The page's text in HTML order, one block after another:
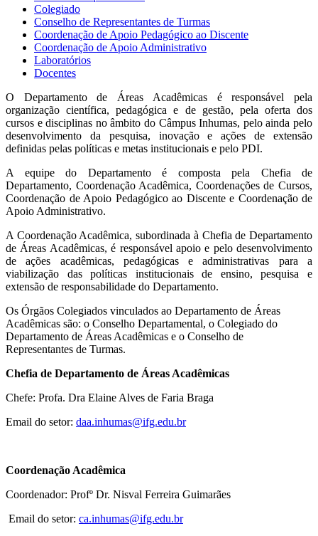
Colegiado
Conselho de Representantes de Turmas
Coordenação de Apoio Pedagógico ao Discente
Coordenação de Apoio Administrativo
Laboratórios
Docentes
O Departamento de Áreas Acadêmicas é responsável pela
organização científica, pedagógica e de gestão, pela oferta dos
cursos e disciplinas no âmbito do Câmpus Inhumas, pelo ainda pelo
desenvolvimento da pesquisa, inovação e ações de extensão
definidas pelas políticas e metas institucionais e pelo PDI.
A equipe do Departamento é composta pela Chefia de
Departamento, Coordenação Acadêmica, Coordenações de Cursos,
Coordenação de Apoio Pedagógico ao Discente e Coordenação de
Apoio Administrativo.
A Coordenação Acadêmica, subordinada à Chefia de Departamento
de Áreas Acadêmicas, é responsável apoio e pelo desenvolvimento
de ações acadêmicas, pedagógicas e administrativas para a
viabilização das políticas institucionais de ensino, pesquisa e
extensão de responsabilidade do Departamento.
Os Órgãos Colegiados vinculados ao Departamento de Áreas
Acadêmicas são: o Conselho Departamental, o Colegiado do
Departamento de Áreas Acadêmicas e o Conselho de
Representantes de Turmas.
Chefia de Departamento de Áreas Acadêmicas
Chefe: Profa. Dra Elaine Alves de Faria Braga
Email do setor: daa.inhumas@ifg.edu.br
Coordenação Acadêmica
Coordenador: Profº Dr. Nisval Ferreira Guimarães
Email do setor: ca.inhumas@ifg.edu.br